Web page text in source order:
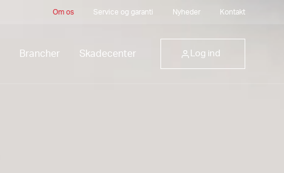
Om os Service og garanti Nyheder Kontakt
Brancher Skadecenter Log ind